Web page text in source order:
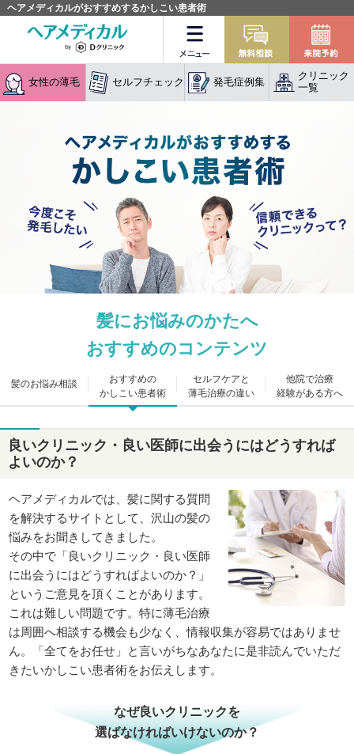
ヘアメディカルがおすすめするかしこい患者術
無料相談
女性の薄毛 セルフチェック 発毛症例集
クリニック
一覧
髪にお悩みのかたへ
おすすめのコンテンツ
髪のお悩み相談
おすすめの
かしこい患者術
セルフケアと
薄毛治療の違い
他院で治療
経験がある方へ
良いクリニック・良い医師に出会うにはどうすれば
よいのか？
ヘアメディカルでは、髪に関する質問
を解決するサイトとして、沢山の髪の
悩みをお聞きしてきました。
その中で「良いクリニック・良い医師
に出会うにはどうすればよいのか？」
というご意見を頂くことがあります。
これは難しい問題です。特に薄毛治療
は周囲へ相談する機会も少なく、情報収集が容易ではありませ
ん。「全てをお任せ」と言いがちなあなたに是非読んでいただ
きたいかしこい患者術をお伝えします。
なぜ良いクリニックを
選ばなければいけないのか？